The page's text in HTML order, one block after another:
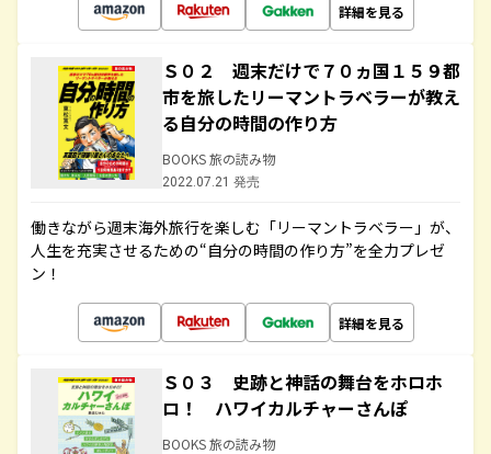
詳細を見る
Ｓ０２ 週末だけで７０ヵ国１５９都
市を旅したリーマントラベラーが教え
る自分の時間の作り方
BOOKS 旅の読み物
2022.07.21 発売
働きながら週末海外旅行を楽しむ「リーマントラベラー」が、
人生を充実させるための“自分の時間の作り方”を全力プレゼ
ン！
詳細を見る
Ｓ０３ 史跡と神話の舞台をホロホ
ロ！ ハワイカルチャーさんぽ
BOOKS 旅の読み物